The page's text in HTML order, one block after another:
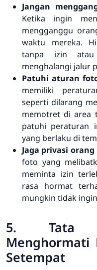
Jangan
Ketika ingin
mengganggu
waktu mereka.
tanpa izin
menghalangi jalur
Patuhi aturan
memiliki
seperti dilarang
memotret di area
patuhi peraturan
yang berlaku di
Jaga privasi
foto yang
meminta izin
rasa hormat
mungkin tidak
5. Tata
Menghormati
Setempat